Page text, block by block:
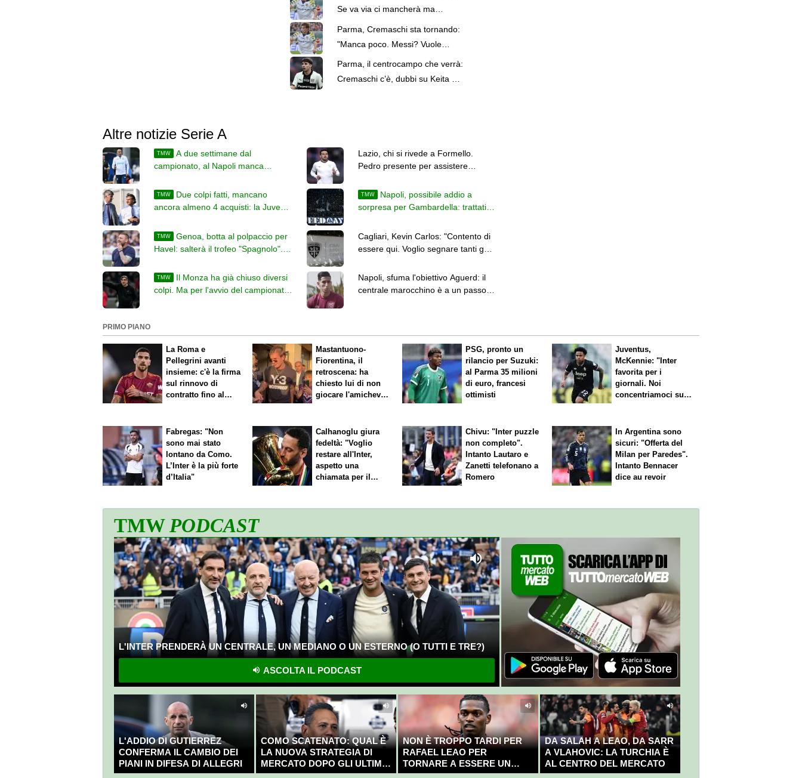
Se va via ci mancherà ma
Parma, Cremaschi sta tornando:
"Manca poco. Messi? Vuole
sempre il meglio dai compagni"
Parma, il centrocampo che verrà:
Cremaschi c’è, dubbi su Keita e
Altre notizie Serie A
TMW
A due settimane dal
campionato, al Napoli manca
legati alle uscite
Lazio, chi si rivede a Formello.
Pedro presente per assistere
TMW
Due colpi fatti, mancano
ancora almeno 4 acquisti: la Juve
TMW
Napoli, possibile addio a
sorpresa per Gambardella: trattativa
TMW
Genoa, botta al polpaccio per
Havel: salterà il trofeo "Spagnolo".
Cagliari, Kevin Carlos: "Contento di
essere qui. Voglio segnare tanti gol
TMW
Il Monza ha già chiuso diversi
colpi. Ma per l'avvio del campionato
Napoli, sfuma l'obiettivo Aguerd: il
centrale marocchino è a un passo
PRIMO PIANO
La Roma e
Pellegrini avanti
insieme: c'è la firma
sul rinnovo di
contratto fino al
Mastantuono-
Fiorentina, il
retroscena: ha
chiesto lui di non
giocare l'amichevole
PSG, pronto un
rilancio per Suzuki:
al Parma 35 milioni
di euro, francesi
ottimisti
Juventus,
McKennie: "Inter
favorita per i
giornali. Noi
concentriamoci sul
Fabregas: "Non
sono mai stato
lontano da Como.
L’Inter è la più forte
d’Italia"
Calhanoglu giura
fedeltà: "Voglio
restare all'Inter,
aspetto una
chiamata per il
Chivu: "Inter puzzle
non completo".
Intanto Lautaro e
Zanetti telefonano a
Romero
In Argentina sono
sicuri: "Offerta del
Milan per Paredes".
Intanto Bennacer
diceau revoir
TMWPODCAST
L'INTER PRENDERÀ UN CENTRALE, UN MEDIANO O UN ESTERNO (O TUTTI E TRE?)
ASCOLTA IL PODCAST
L'ADDIO DI GUTIERREZ
CONFERMA IL CAMBIO DEI
PIANI IN DIFESA DI ALLEGRI
COMO SCATENATO: QUAL È
LA NUOVA STRATEGIA DI
MERCATO DOPO GLI ULTIMI
COLPI?
NON È TROPPO TARDI PER
RAFAEL LEAO PER
TORNARE A ESSERE UN
CAMPIONE
DA SALAH A LEAO, DA SARR
A VLAHOVIC: LA TURCHIA È
AL CENTRO DEL MERCATO